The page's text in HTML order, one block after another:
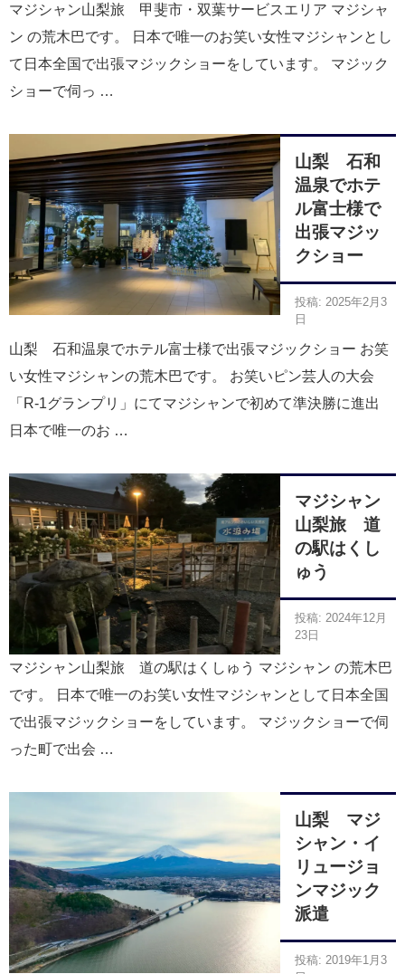
マジシャン山梨旅 甲斐市・双葉サービスエリア マジシャ
ン の荒木巴です。 日本で唯一のお笑い女性マジシャンとし
て日本全国で出張マジックショーをしています。 マジック
ショーで伺っ …
山梨 石和
温泉でホテ
ル富士様で
出張マジッ
クショー
投稿: 2025年2月3
日
山梨 石和温泉でホテル富士様で出張マジックショー お笑
い女性マジシャンの荒木巴です。 お笑いピン芸人の大会
「R-1グランプリ」にてマジシャンで初めて準決勝に進出
日本で唯一のお …
マジシャン
山梨旅 道
の駅はくし
ゅう
投稿: 2024年12月
23日
マジシャン山梨旅 道の駅はくしゅう マジシャン の荒木巴
です。 日本で唯一のお笑い女性マジシャンとして日本全国
で出張マジックショーをしています。 マジックショーで伺
った町で出会 …
山梨 マジ
シャン・イ
リュージョ
ンマジック
派遣
投稿: 2019年1月3